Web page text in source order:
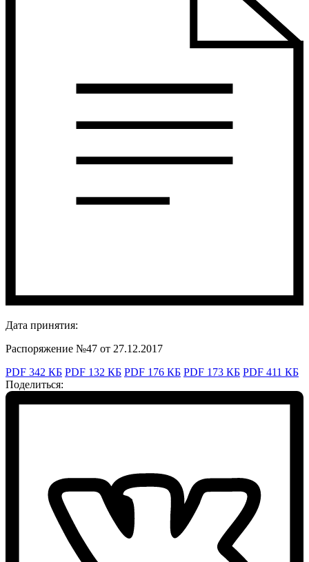
Дата принятия:
Распоряжение №47 от 27.12.2017
PDF 342 КБ PDF 132 КБ PDF 176 КБ PDF 173 КБ PDF 411 КБ
Поделиться: